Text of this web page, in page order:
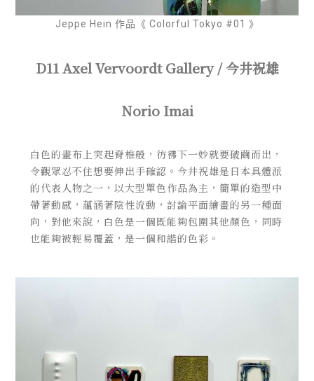
Jeppe Hein 作品《 Colorful Tokyo #01 》
D11 Axel Vervoordt Gallery / 今井祝雄
Norio Imai
白色的畫布上突起脊椎般，彷彿下一妙就要破繭而出，
令觀眾忍不住想要伸出手確認。今井祝雄是日本具體派
的代表人物之一，以大型單色作品為主，簡單的造型中
帶著動感，蘊涵著陰性流動，討論平面繪畫的另一種面
向，對他來說，白色是一個既能夠包圍其他顏色，同時
也能夠被輕易覆蓋，是一個和諧的色彩。